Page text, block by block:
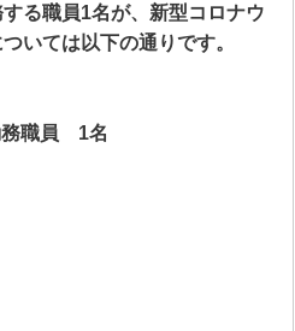
る職員1名が、新型コロナウ
いては以下の通りです。
務職員 1名